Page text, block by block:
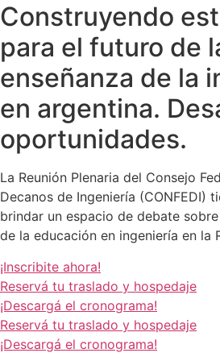
Construyendo
para el futuro de
enseñanza de la
en argentina.
oportunidades.
La Reunión Plenaria del Consejo
Decanos de Ingeniería (CONFEDI)
brindar un espacio de debate
de la educación en ingeniería en la
¡Inscribite ahora!
Reservá tu traslado y hospedaje
¡Descargá el cronograma!
Reservá tu traslado y hospedaje
¡Descargá el cronograma!